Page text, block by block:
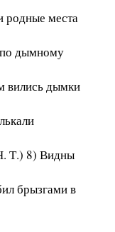
родные места
по дымному
вились дымки
Т.) 8) Видны
брызгами в